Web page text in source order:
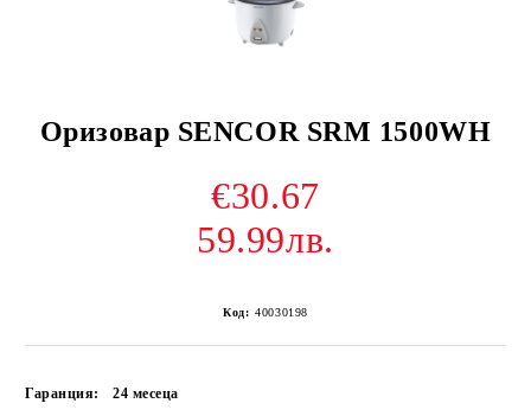
Оризовар SENCOR SRM 1500WH
€30.67
59.99лв.
Код: 40030198
Гаранция: 24 месеца